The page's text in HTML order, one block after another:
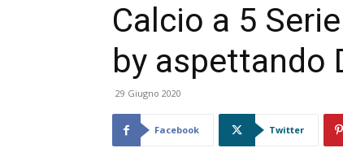
Calcio a 5
by aspettando
29 Giugno 2020
Facebook Twitter